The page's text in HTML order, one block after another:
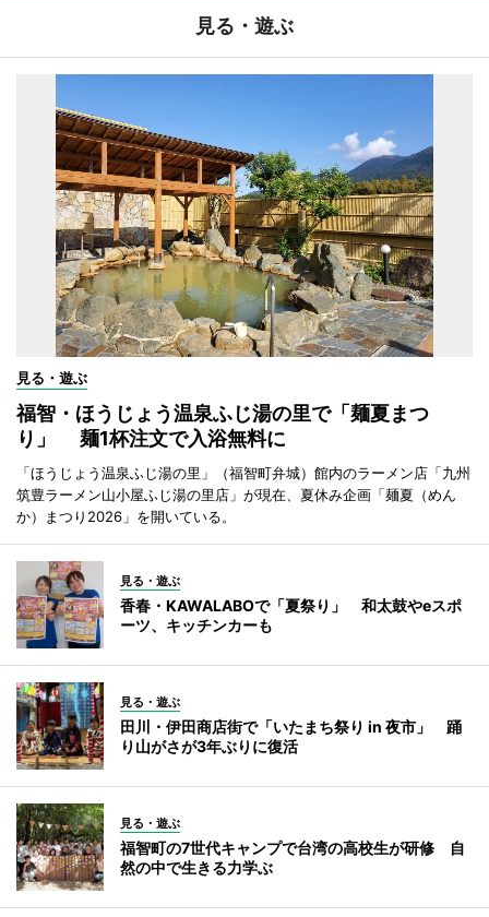
見る・遊ぶ
見る・遊ぶ
福智・ほうじょう温泉ふじ湯の里で「麺夏まつ
り」 麺1杯注文で入浴無料に
「ほうじょう温泉ふじ湯の里」（福智町弁城）館内のラーメン店「九州
筑豊ラーメン山小屋ふじ湯の里店」が現在、夏休み企画「麺夏（めん
か）まつり2026」を開いている。
見る・遊ぶ
香春・KAWALABOで「夏祭り」 和太鼓やeスポ
ーツ、キッチンカーも
見る・遊ぶ
田川・伊田商店街で「いたまち祭り in 夜市」 踊
り山がさが3年ぶりに復活
見る・遊ぶ
福智町の7世代キャンプで台湾の高校生が研修 自
然の中で生きる力学ぶ